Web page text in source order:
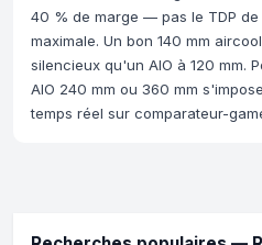
40 % de marge — pas le TDP
maximale. Un bon 140 mm
silencieux qu'un AIO à 120 mm.
AIO 240 mm ou 360 mm
temps réel sur comparateur-